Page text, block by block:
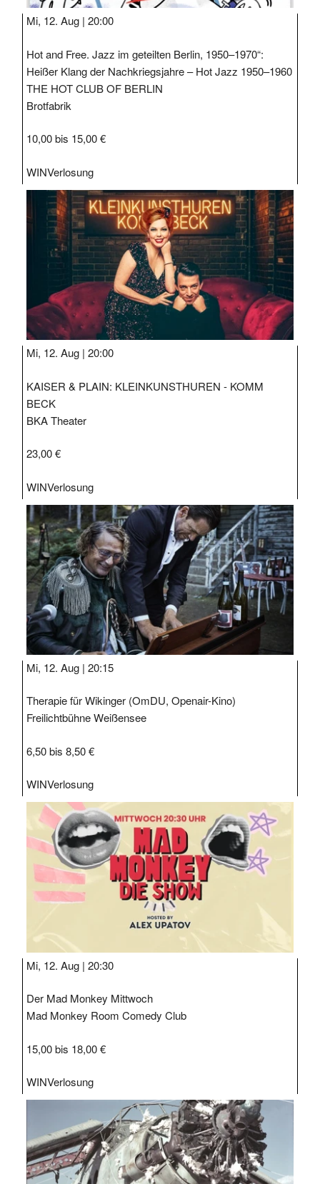
Mi, 12. Aug | 20:00
Hot and Free. Jazz im geteilten Berlin, 1950–1970“:
Heißer Klang der Nachkriegsjahre – Hot Jazz 1950–1960
THE HOT CLUB OF BERLIN
Brotfabrik
10,00 bis 15,00 €
WINVerlosung
Mi, 12. Aug | 20:00
KAISER & PLAIN: KLEINKUNSTHUREN - KOMM
BECK
BKA Theater
23,00 €
WINVerlosung
Mi, 12. Aug | 20:15
Therapie für Wikinger (OmDU, Openair-Kino)
Freilichtbühne Weißensee
6,50 bis 8,50 €
WINVerlosung
Mi, 12. Aug | 20:30
Der Mad Monkey Mittwoch
Mad Monkey Room Comedy Club
15,00 bis 18,00 €
WINVerlosung